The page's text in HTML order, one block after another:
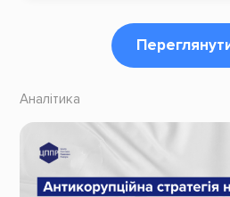
Аналітика